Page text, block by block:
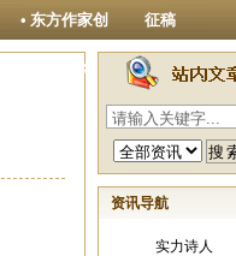
• 东方作家创
作中心
征稿
资讯导航
实力诗人